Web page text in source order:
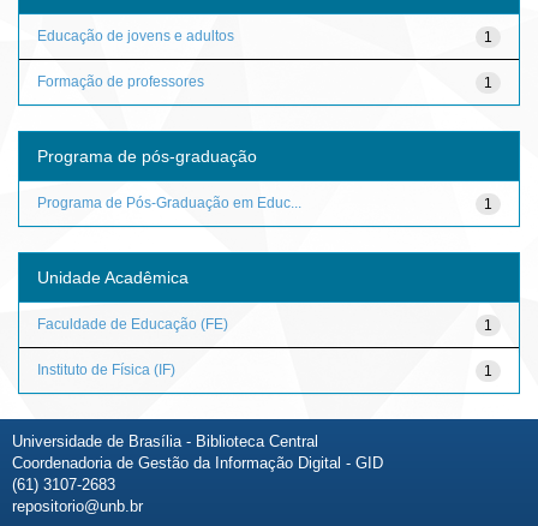
1
Educação de jovens e adultos
1
Formação de professores
Programa de pós-graduação
1
Programa de Pós-Graduação em Educ...
Unidade Acadêmica
1
Faculdade de Educação (FE)
1
Instituto de Física (IF)
Universidade de Brasília - Biblioteca Central
Coordenadoria de Gestão da Informação Digital - GID
(61) 3107-2683
repositorio@unb.br